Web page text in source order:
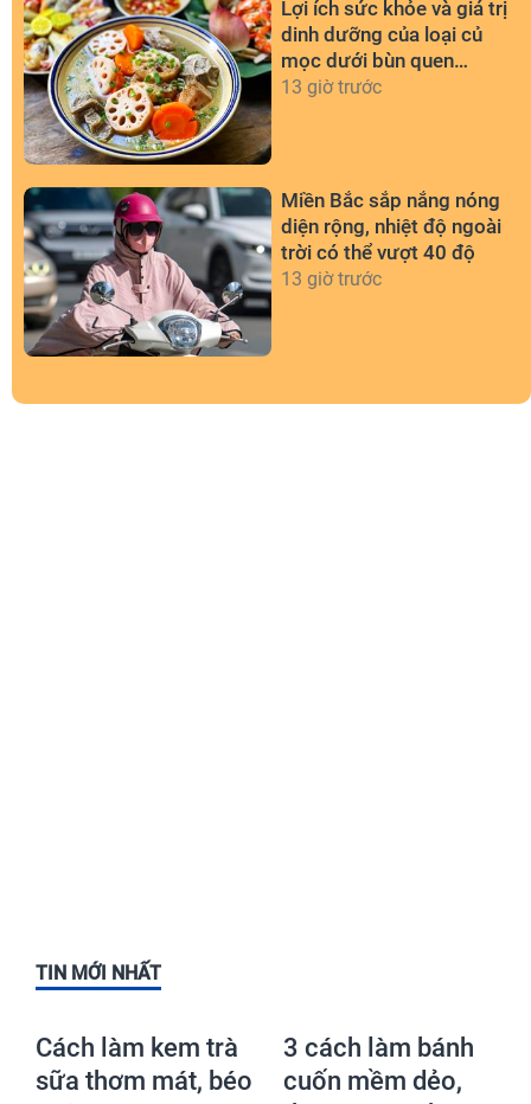
Lợi ích sức khỏe và giá trị
dinh dưỡng của loại củ
mọc dưới bùn quen
thuộc
13 giờ trước
Miền Bắc sắp nắng nóng
diện rộng, nhiệt độ ngoài
trời có thể vượt 40 độ
13 giờ trước
TIN MỚI NHẤT
Cách làm kem trà
sữa thơm mát, béo
3 cách làm bánh
cuốn mềm dẻo,